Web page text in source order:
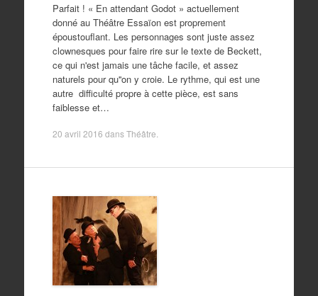
Parfait ! « En attendant Godot » actuellement
donné au Théâtre Essaïon est proprement
époustouflant. Les personnages sont juste assez
clownesques pour faire rire sur le texte de Beckett,
ce qui n'est jamais une tâche facile, et assez
naturels pour qu''on y croie. Le rythme, qui est une
autre difficulté propre à cette pièce, est sans
faiblesse et…
20 avril 2016 dansThéâtre